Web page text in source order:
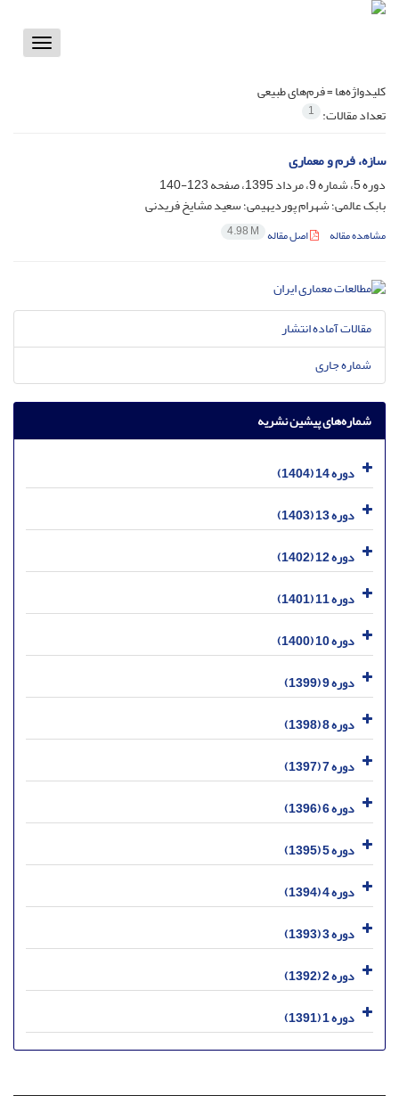
Toggle
کلیدواژه‌ها =فرم‌های طبیعی
تعداد مقالات: 1
سازه، فرم و معماری
دوره 5، شماره 9، مرداد 1395، صفحه
123-140
بابک عالمی؛ شهرام پوردیهیمی؛ سعید مشایخ فریدنی
مشاهده مقاله اصل مقاله 4.98 M
مقالات آماده انتشار
شماره جاری
شماره‌های پیشین نشریه
دوره 14 (1404)
دوره 13 (1403)
دوره 12 (1402)
دوره 11 (1401)
دوره 10 (1400)
دوره 9 (1399)
دوره 8 (1398)
دوره 7 (1397)
دوره 6 (1396)
دوره 5 (1395)
دوره 4 (1394)
دوره 3 (1393)
دوره 2 (1392)
دوره 1 (1391)